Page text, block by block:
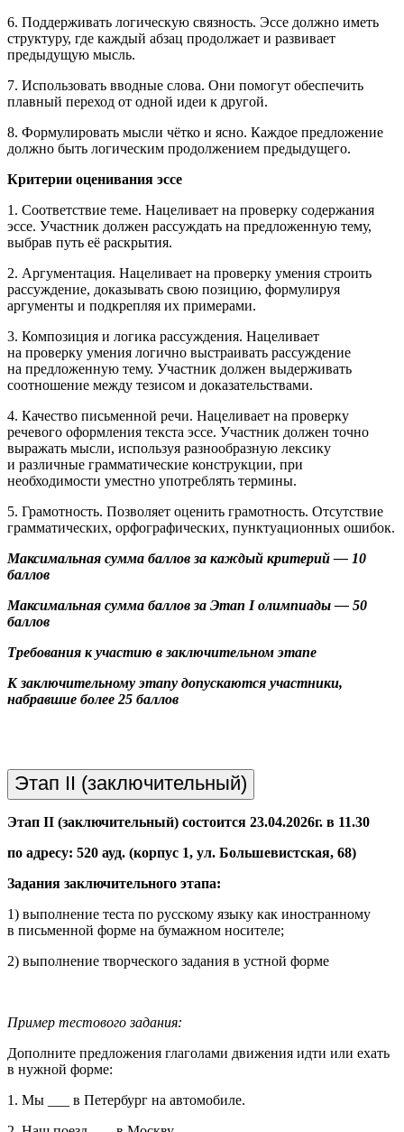
6. Поддерживать логическую связность. Эссе должно иметь
структуру, где каждый абзац продолжает и развивает
предыдущую мысль.
7. Использовать вводные слова. Они помогут обеспечить
плавный переход от одной идеи к другой.
8. Формулировать мысли чётко и ясно. Каждое предложение
должно быть логическим продолжением предыдущего.
Критерии оценивания эссе
1. Соответствие теме. Нацеливает на проверку содержания
эссе. Участник должен рассуждать на предложенную тему,
выбрав путь её раскрытия.
2. Аргументация. Нацеливает на проверку умения строить
рассуждение, доказывать свою позицию, формулируя
аргументы и подкрепляя их примерами.
3. Композиция и логика рассуждения. Нацеливает
на проверку умения логично выстраивать рассуждение
на предложенную тему. Участник должен выдерживать
соотношение между тезисом и доказательствами.
4. Качество письменной речи. Нацеливает на проверку
речевого оформления текста эссе. Участник должен точно
выражать мысли, используя разнообразную лексику
и различные грамматические конструкции, при
необходимости уместно употреблять термины.
5. Грамотность. Позволяет оценить грамотность. Отсутствие
грамматических, орфографических, пунктуационных ошибок.
Максимальная сумма баллов за каждый критерий — 10
баллов
Максимальная сумма баллов за Этап I олимпиады — 50
баллов
Требования к участию в заключительном этапе
К заключительному этапу допускаются участники,
набравшие более 25 баллов
Этап II (заключительный)
Этап II (заключительный) состоится 23.04.2026г. в 11.30
по адресу: 520 ауд. (корпус 1, ул. Большевистская, 68)
Задания заключительного этапа:
1) выполнение теста по русскому языку как иностранному
в письменной форме на бумажном носителе;
2) выполнение творческого задания в устной форме
Пример тестового задания:
Дополните предложения глаголами движения идти или ехать
в нужной форме:
1. Мы ___ в Петербург на автомобиле.